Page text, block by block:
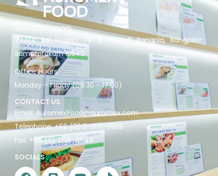
AUROMEX FOOD
777/4 Soi Project TIP 6 Moo. 9 Bangpla, Bangplee,
Samutprakarn 10540
Office Hours:
Monday – Friday (08.30 – 17.00)
CONTACT US
Email: AuromexFood@auromex.com
Telephone: +66 (0) 2-365-5959
Fax: +66 (0) 2136-9649
SOCIALS